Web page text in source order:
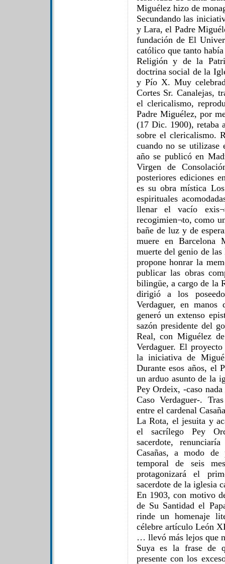
Miguélez hizo de
Secundando las
y Lara, el Padre
fundación de El
católico que tanto
Religión y de la
doctrina social de la
y Pío X. Muy
Cortes Sr. Canalejas,
el clericalismo,
Padre Miguélez, por
(17 Dic. 1900), retaba
sobre el clericalismo.
cuando no se
año se publicó en
Virgen de
posteriores ediciones
es su obra mística
espirituales
llenar el vacío
recogimien¬to, como
bañe de luz y de
muere en Barcelona
muerte del genio de
propone honrar la
publicar las obras
bilingüe, a cargo de la
dirigió a los
Verdaguer, en
generó un extenso
sazón presidente del
Real, con Miguélez
Verdaguer. El
la iniciativa de
Durante esos años, el
un arduo asunto de la
Pey Ordeix, -caso
Caso Verdaguer-.
entre el cardenal
La Rota, el jesuita y
el sacrílego Pey
sacerdote,
Casañas, a modo
temporal de seis
protagonizará el
sacerdote de la iglesia
En 1903, con motivo
de Su Santidad el
rinde un homenaje
célebre artículo León
… llevó más lejos que
Suya es la frase de
presente con los